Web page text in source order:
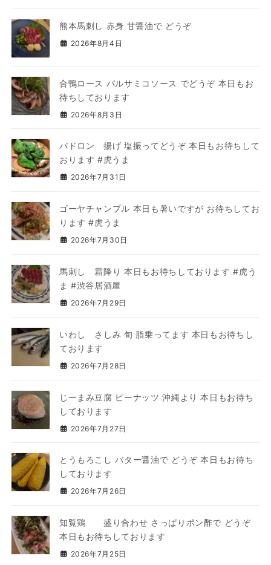
熊本馬刺し 赤身 甘醤油で どうぞ
2026年8月4日
合鴨ロース バルサミコソース でどうぞ 本日もお
待ちしております
2026年8月3日
パドロン 揚げ 塩振ってどうぞ 本日もお待ちして
おります #虎うま
2026年7月31日
ゴーヤチャンプル 本日も暑いですが お待ちしてお
ります #虎うま
2026年7月30日
馬刺し 霜降り 本日もお待ちしております #虎う
ま #渋谷居酒屋
2026年7月29日
いわし さしみ 旬 脂乗ってます 本日もお待ちし
ております
2026年7月28日
じーまみ豆腐 ピーナッツ 沖縄より 本日もお待ち
しております
2026年7月27日
とうもろこし バター醤油で どうぞ 本日もお待ち
しております
2026年7月26日
知覧鶏 盛り合わせ さっぱりポン酢で どうぞ
本日もお待ちしております
2026年7月25日